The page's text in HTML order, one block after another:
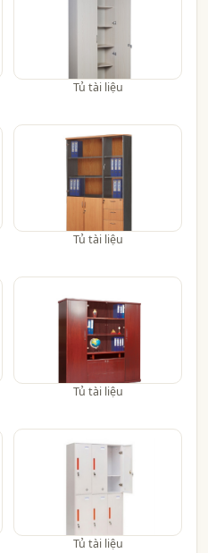
Tủ tài liệu
Tủ tài liệu
Tủ tài liệu
Tủ tài liệu